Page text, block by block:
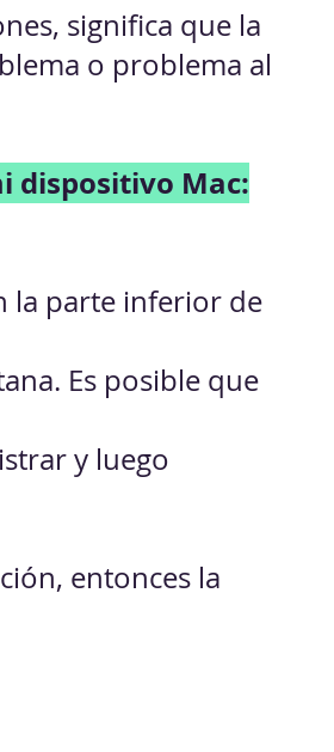
significa que la
o problema al
dispositivo Mac:
la parte inferior de
Es posible que
y luego
entonces la